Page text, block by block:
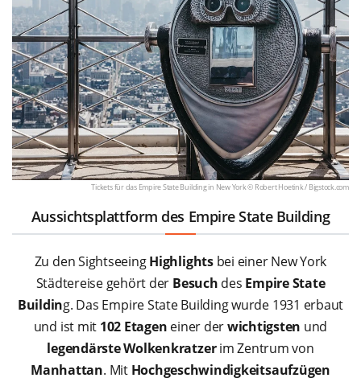
Tickets für das Empire State Building in New York © Robert Hoetink / Bigstock.com
Aussichtsplattform des Empire State Building
Zu den SightseeingHighlightsbei einer New York
Städtereise gehört der Besuch des Empire State
Building. Das Empire State Building wurde 1931 erbaut
und ist mit 102 Etagen einer derwichtigsten und
legendärste Wolkenkratzerim Zentrum von
Manhattan. Mit Hochgeschwindigkeitsaufzügen